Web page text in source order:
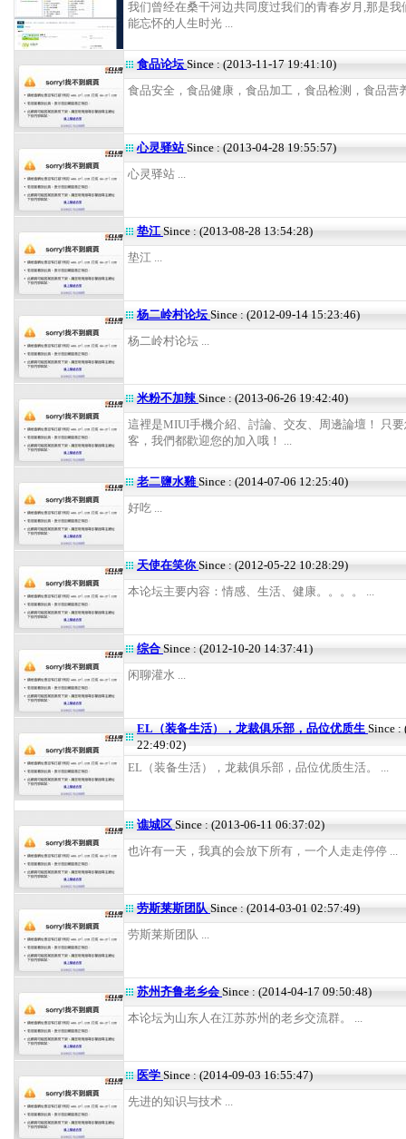
我们曾经在桑干河边共同度过我们的青春岁月,那是我
能忘怀的人生时光 ...
食品论坛Since : (2013-11-17 19:41:10)
食品安全，食品健康，食品加工，食品检测，食品营
心灵驿站Since : (2013-04-28 19:55:57)
心灵驿站 ...
垫江Since : (2013-08-28 13:54:28)
垫江 ...
杨二岭村论坛Since : (2012-09-14 15:23:46)
杨二岭村论坛 ...
米粉不加辣Since : (2013-06-26 19:42:40)
這裡是MIUI手機介紹、討論、交友、周邊論壇！ 只
客，我們都歡迎您的加入哦！ ...
老二鹽水雞Since : (2014-07-06 12:25:40)
好吃 ...
天使在笑你Since : (2012-05-22 10:28:29)
本论坛主要内容：情感、生活、健康。。。。 ...
综合 Since : (2012-10-20 14:37:41)
闲聊灌水 ...
EL（装备生活），龙裁俱乐部，品位优质生Since :
22:49:02)
EL（装备生活），龙裁俱乐部，品位优质生活。 ...
谯城区 Since : (2013-06-11 06:37:02)
也许有一天，我真的会放下所有，一个人走走停停 ...
劳斯莱斯团队 Since : (2014-03-01 02:57:49)
劳斯莱斯团队 ...
苏州齐鲁老乡会 Since : (2014-04-17 09:50:48)
本论坛为山东人在江苏苏州的老乡交流群。 ...
医学 Since : (2014-09-03 16:55:47)
先进的知识与技术 ...